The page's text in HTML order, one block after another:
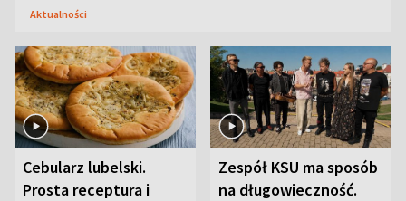
Aktualności
Cebularz lubelski.
Prosta receptura i
Zespół KSU ma sposób
na długowieczność.